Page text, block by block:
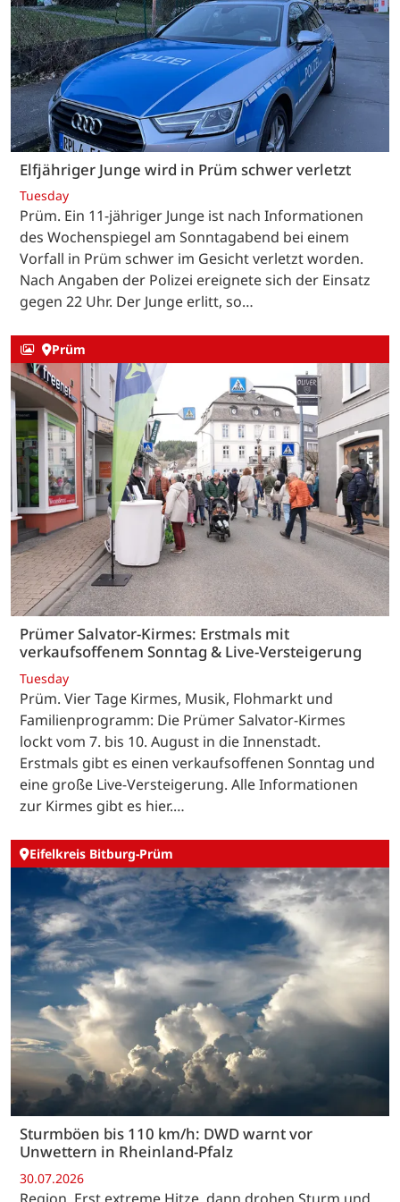
Elfjähriger Junge wird in Prüm schwer verletzt
Tuesday
Prüm. Ein 11-jähriger Junge ist nach Informationen
des Wochenspiegel am Sonntagabend bei einem
Vorfall in Prüm schwer im Gesicht verletzt worden.
Nach Angaben der Polizei ereignete sich der Einsatz
gegen 22 Uhr. Der Junge erlitt, so…
Prüm
Prümer Salvator-Kirmes: Erstmals mit
verkaufsoffenem Sonntag & Live-Versteigerung
Tuesday
Prüm. Vier Tage Kirmes, Musik, Flohmarkt und
Familienprogramm: Die Prümer Salvator-Kirmes
lockt vom 7. bis 10. August in die Innenstadt.
Erstmals gibt es einen verkaufsoffenen Sonntag und
eine große Live-Versteigerung. Alle Informationen
zur Kirmes gibt es hier.…
Eifelkreis Bitburg-Prüm
Sturmböen bis 110 km/h: DWD warnt vor
Unwettern in Rheinland-Pfalz
30.07.2026